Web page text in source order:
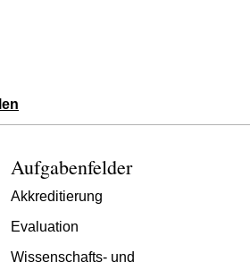
Aufgabenfelder
Akkreditierung
Evaluation
Wissenschafts- und